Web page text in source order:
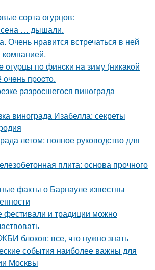
сорта огурцов:
… дышали.
Очень нравится встречаться в ней
компанией.
пo финcки нa зиму (никaкoй
пpocтo.
разросшегося винограда
винограда Изабелла: секреты
летом: полное руководство для
плита: основа прочного
факты о Барнауле известны
фестивали и традиции можно
блоков: все, что нужно знать
события наиболее важны для
Москвы